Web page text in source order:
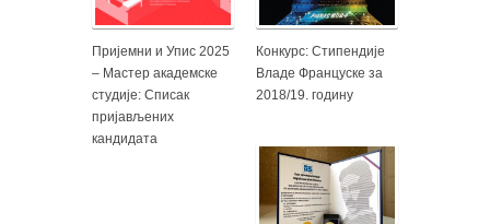
Пријемни и Упис 2025
– Мастер академске
студије: Списак
пријављених
кандидата
Конкурс: Стипендије
Владе Француске за
2018/19. годину